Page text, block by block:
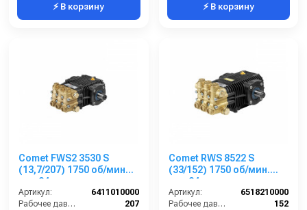
⚡ В корзину ⚡ В корзину
Comet FWS2 3530 S
(13,7/207) 1750 об/мин
вал 24мм
Артикул:
6411010000
Рабочее давление (бар):
207
Comet RWS 8522 S
(33/152) 1750 об/мин.
вал 24мм
Артикул:
6518210000
Рабочее давление (бар):
152